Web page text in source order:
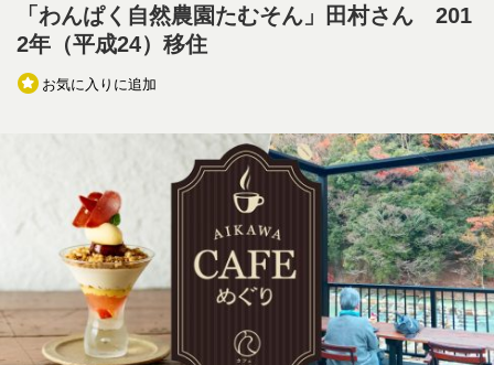
「わんぱく自然農園たむそん」田村さん 201
2年（平成24）移住
お気に入りに追加